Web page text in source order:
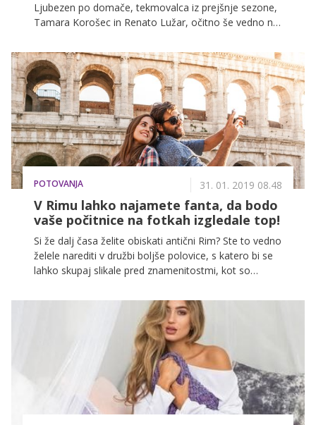
Ljubezen po domače, tekmovalca iz prejšnje sezone,
Tamara Korošec in Renato Lužar, očitno še vedno ne
POTOVANJA 31. 01. 2019 08.48
V Rimu lahko najamete fanta, da bodo
vaše počitnice na fotkah izgledale top!
Si že dalj časa želite obiskati antični Rim? Ste to vedno
želele narediti v družbi boljše polovice, s katero bi se
lahko skupaj slikale pred znamenitostmi, kot so
naredite tudi, če ste samske, saj ena od italijanskih
turističnih agencij ponuja najem 'Insta fanta'!